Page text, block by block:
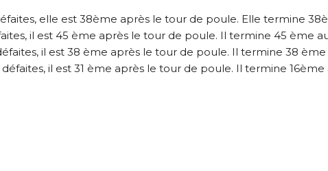
elle est 38ème après le tour de poule. Elle termine
il est 45 ème après le tour de poule. Il termine 45 ème
il est 38 ème après le tour de poule. Il termine 38
il est 31 ème après le tour de poule. Il termine